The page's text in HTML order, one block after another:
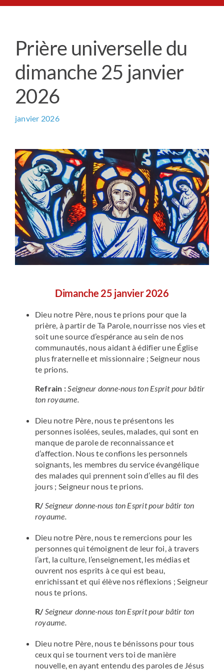
Prière universelle
Qui sommes-nous ?
Contact
Prière universelle du
dimanche 25 janvier
2026
janvier 2026
Dimanche 25 janvier 2026
Dieu notre Père, nous te prions pour que la
prière, à partir de Ta Parole, nourrisse nos vies et
soit une source d’espérance au sein de nos
communautés, nous aidant à édifier une Église
plus fraternelle et missionnaire ; Seigneur nous
te prions.
Refrain : Seigneur donne-nous ton Esprit pour bâtir
ton royaume.
Dieu notre Père, nous te présentons les
personnes isolées, seules, malades, qui sont en
manque de parole de reconnaissance et
d’affection. Nous te confions les personnels
soignants, les membres du service évangélique
des malades qui prennent soin d’elles au fil des
jours ; Seigneur nous te prions.
R/Seigneur donne-nous ton Esprit pour bâtir ton
royaume.
Dieu notre Père, nous te remercions pour les
personnes qui témoignent de leur foi, à travers
l’art, la culture, l’enseignement, les médias et
ouvrent nos esprits à ce qui est beau,
enrichissant et qui élève nos réflexions ; Seigneur
nous te prions.
R/Seigneur donne-nous ton Esprit pour bâtir ton
royaume.
Dieu notre Père, nous te bénissons pour tous
ceux qui se tournent vers toi de manière
nouvelle, en ayant entendu des paroles de Jésus